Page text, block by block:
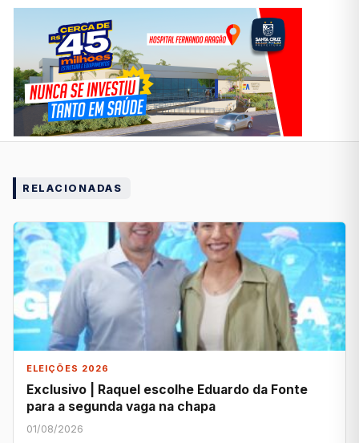
RELACIONADAS
ELEIÇÕES 2026
Exclusivo | Raquel escolhe Eduardo da Fonte
para a segunda vaga na chapa
01/08/2026